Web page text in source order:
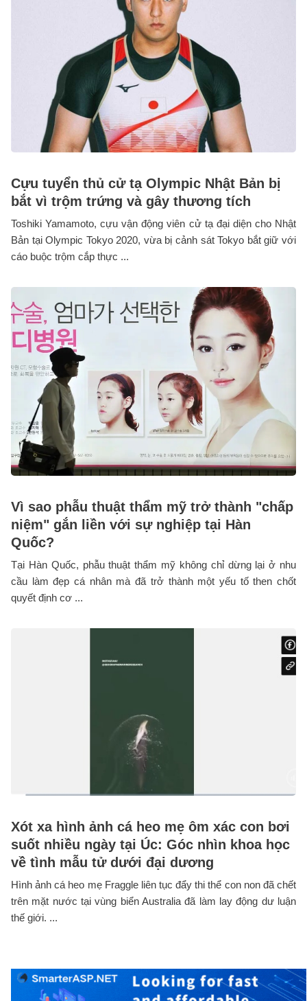
Cựu tuyển thủ cử tạ Olympic Nhật Bản bị
bắt vì trộm trứng và gây thương tích
Toshiki Yamamoto, cựu vận động viên cử tạ đại diện cho Nhật
Bản tại Olympic Tokyo 2020, vừa bị cảnh sát Tokyo bắt giữ với
cáo buộc trộm cắp thực ...
Vì sao phẫu thuật thẩm mỹ trở thành "chấp
niệm" gắn liền với sự nghiệp tại Hàn
Quốc?
Tại Hàn Quốc, phẫu thuật thẩm mỹ không chỉ dừng lại ở nhu
cầu làm đẹp cá nhân mà đã trở thành một yếu tố then chốt
quyết định cơ ...
Xót xa hình ảnh cá heo mẹ ôm xác con bơi
suốt nhiều ngày tại Úc: Góc nhìn khoa học
về tình mẫu tử dưới đại dương
Hình ảnh cá heo mẹ Fraggle liên tục đẩy thi thể con non đã chết
trên mặt nước tại vùng biển Australia đã làm lay động dư luận
thế giới. ...